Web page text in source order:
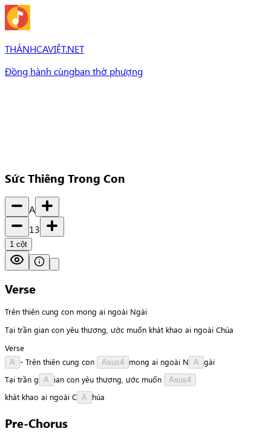
THÁNHCAVIỆT.NET
Đồng hành cùngban thờ phượng
Sức Thiêng Trong Con
A
13
1 cột
Verse
Trên thiên cung con mong ai ngoài Ngài
Tại trần gian con yêu thương, ước muốn khát khao ai ngoài Chúa
Verse
A - Trên thiên cung con Asus4 mong ai ngoài N A gài
Tại trần g A ian con yêu thương, ước muốn Asus4
khát khao ai ngoài C A húa
Pre-Chorus